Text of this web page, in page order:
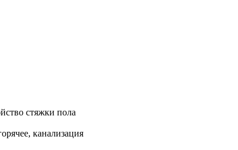
стяжки пола
канализация